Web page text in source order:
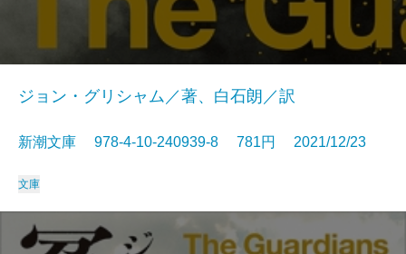
ジョン・グリシャム／著、白石朗／訳
新潮文庫 978-4-10-240939-8 781円 2021/12/23
文庫